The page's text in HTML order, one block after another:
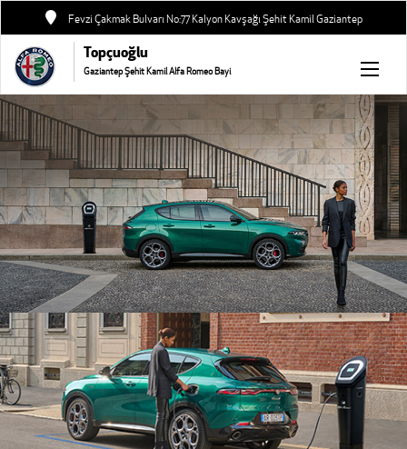
Fevzi Çakmak Bulvarı No:77 Kalyon Kavşağı Şehit Kamil Gaziantep
Topçuoğlu
Gaziantep Şehit Kamil Alfa Romeo Bayi